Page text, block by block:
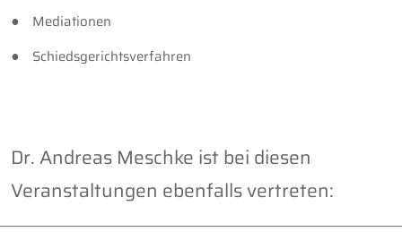
Mediationen
Schiedsgerichtsverfahren
Dr. Andreas Meschke ist bei diesen
Veranstaltungen ebenfalls vertreten: